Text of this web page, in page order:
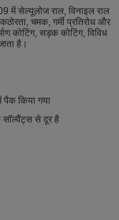
में सेल्यूलोज राल, विनाइल राल
चमक, गर्मी प्रतिरोध और
कोटिंग, सड़क कोटिंग, विविध
है।
पैक किया गया
सॉल्वैंट्स से दूर है